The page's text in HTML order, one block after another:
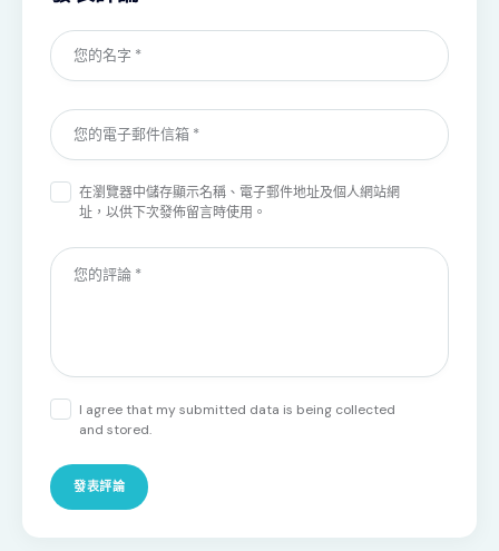
在瀏覽器中儲存顯示名稱、電子郵件地址及個人網站網
址，以供下次發佈留言時使用。
I agree that my submitted data is being collected
and stored.